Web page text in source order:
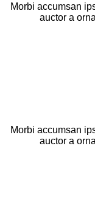
Morbi accumsan
auctor a
Morbi accumsan
auctor a